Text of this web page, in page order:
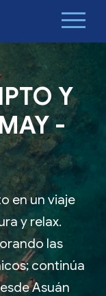
Y
-
en un viaje
y relax.
las
continúa
Asuán